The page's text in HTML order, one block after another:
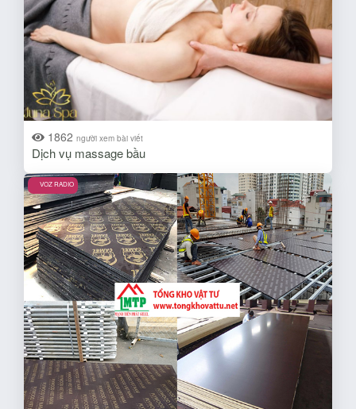
1862 người xem bài viết
Dịch vụ massage bầu
VOZ RADIO